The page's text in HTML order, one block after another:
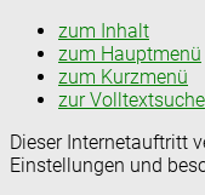
zum Inhalt
zum Hauptmenü
zum Kurzmenü
zur Volltextsuche
Dieser Internetauftritt
Einstellungen und